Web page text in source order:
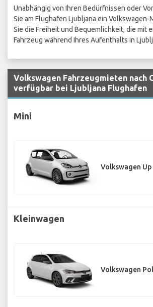
Unabhängig von Ihren Bedürfnissen oder
Sie am Flughafen Ljubljana ein Volkswagen-
Sie die Freiheit und Bequemlichkeit, die mit
Fahrzeug während Ihres Aufenthalts in
Volkswagen Fahrzeugmieten nach
verfügbar bei Ljubljana Flughafen
Mini
Volkswagen Up
Kleinwagen
Volkswagen